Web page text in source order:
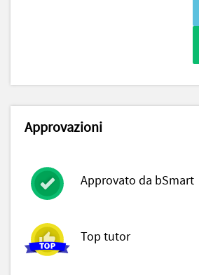
Approvazioni
Approvato da bSmart
Top tutor